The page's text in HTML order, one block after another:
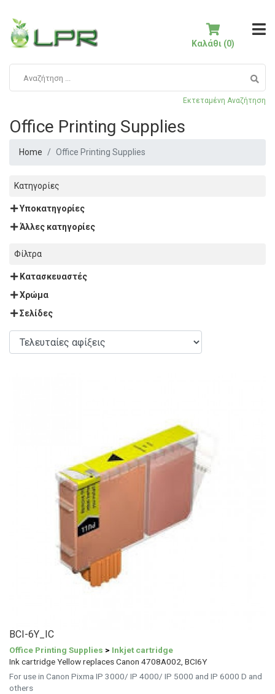
Εκτεταμένη Αναζήτηση
Καλάθι (0)
Office Printing Supplies
Home Office Printing Supplies
Κατηγορίες
Υποκατηγορίες
Άλλες κατηγορίες
Φίλτρα
Κατασκευαστές
Χρώμα
Σελίδες
BCI-6Y_IC
Office Printing Supplies > Inkjet cartridge
Ink cartridge Yellow replaces Canon 4708A002, BCI6Y
For use in Canon Pixma IP 3000/ IP 4000/ IP 5000 and IP 6000 D and
others